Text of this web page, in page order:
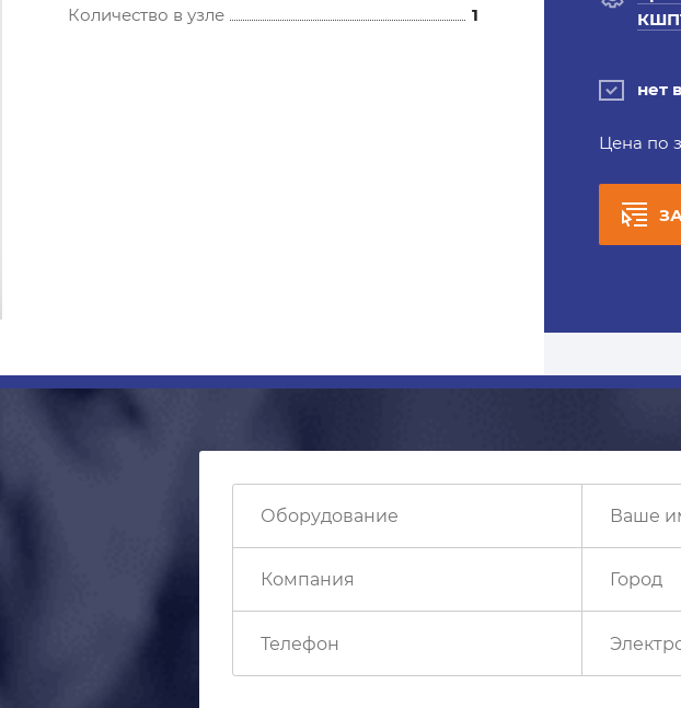
Количество в узле
1
нет
Цена по